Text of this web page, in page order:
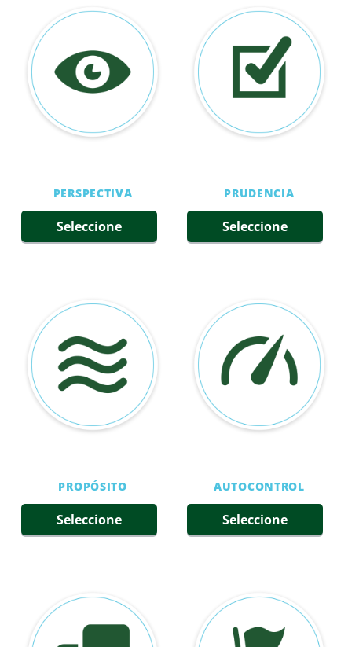
PERSPECTIVA
Seleccione
PRUDENCIA
Seleccione
PROPÓSITO
Seleccione
AUTOCONTROL
Seleccione